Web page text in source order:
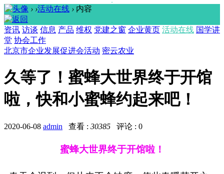
› ›活动在线 › 内容
资讯 访谈 信息 产品 维权 党建之窗 企业黄页 活动在线 国学讲
堂 协会工作
北京市企业发展促进会活动 密云农业
久等了！蜜蜂大世界终于开馆
啦，快和小蜜蜂约起来吧！
2020-06-08 admin 查看 : 30385 评论 : 0
蜜蜂大世界终于开馆啦！